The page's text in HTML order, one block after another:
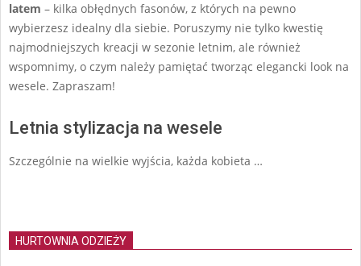
latem – kilka obłędnych fasonów, z których na pewno
wybierzesz idealny dla siebie. Poruszymy nie tylko kwestię
najmodniejszych kreacji w sezonie letnim, ale również
wspomnimy, o czym należy pamiętać tworząc elegancki look na
wesele. Zapraszam!
Letnia stylizacja na wesele
Szczególnie na wielkie wyjścia, każda kobieta …
HURTOWNIA ODZIEŻY